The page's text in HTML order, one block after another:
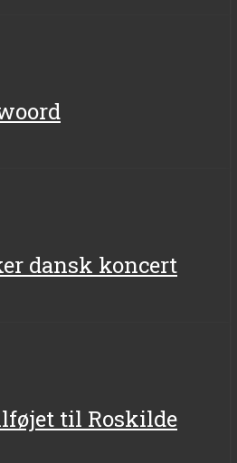
dansk koncert
til Roskilde